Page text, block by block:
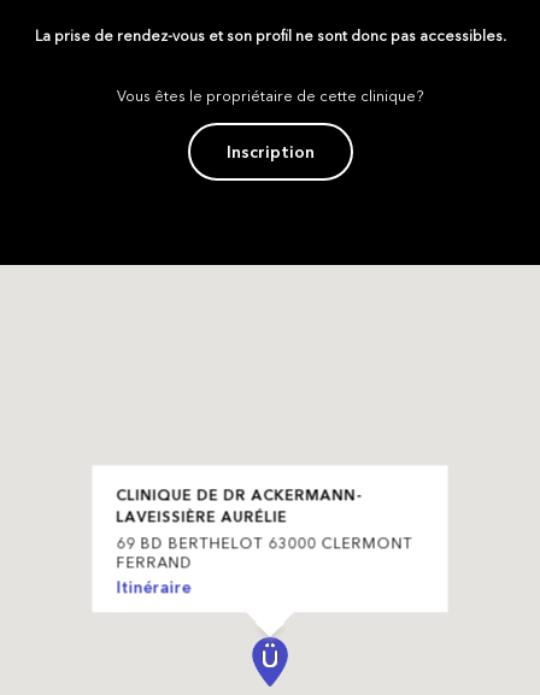
La prise de rendez-vous et son profil ne sont donc pas accessibles.
Vous êtes le propriétaire de cette clinique?
Inscription
CLINIQUE DE DR ACKERMANN-
LAVEISSIÈRE AURÉLIE
69 BD BERTHELOT 63000 CLERMONT
FERRAND
Itinéraire